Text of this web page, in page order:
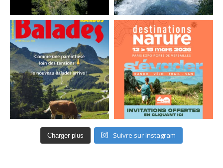
Charger plus Suivre sur Instagram